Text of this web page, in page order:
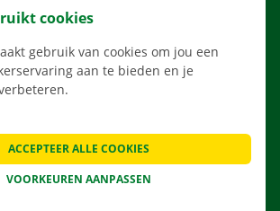
APP
VEELGESTELDE VRAGEN
NIEUWS
cookies
gebruik van cookies om jou een
aan te bieden en je
VOORKEUREN AANPASSEN
ACCEPTEER ALLE COOKIES